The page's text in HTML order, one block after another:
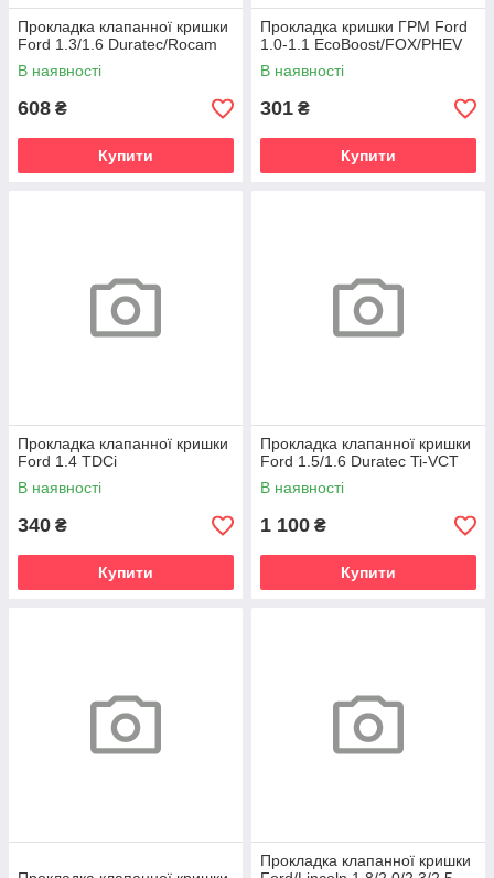
Прокладка клапанної кришки
Ford 1.3/1.6 Duratec/Rocam
В наявності
608 ₴
Купити
Прокладка кришки ГРМ Ford
1.0-1.1 EcoBoost/FOX/PHEV
В наявності
301 ₴
Купити
Прокладка клапанної кришки
Ford 1.4 TDCi
В наявності
340 ₴
Купити
Прокладка клапанної кришки
Ford 1.5/1.6 Duratec Ti-VCT
В наявності
1 100 ₴
Купити
Прокладка клапанної кришки